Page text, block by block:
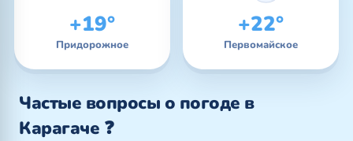
+19°
Придорожное
+22°
Первомайское
Частые вопросы о погоде в
Карагаче ❓